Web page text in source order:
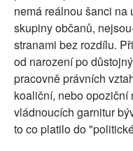
nemá reálnou šanci
skupiny občanů,
stranami bez rozdílu.
od narození po
pracovně právních
koaliční, nebo opoziční
vládnoucích garnitur
to co platilo do